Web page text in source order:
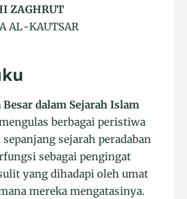
ZAGHRUT
AL-KAUTSAR
dalam Sejarah Islam
berbagai peristiwa
sejarah peradaban
sebagai pengingat
yang dihadapi oleh umat
mereka mengatasinya.